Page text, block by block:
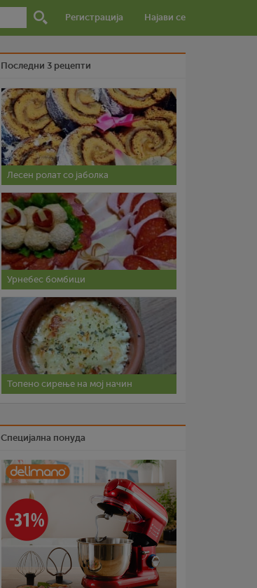
Регистрација Најави се
Последни 3 рецепти
Лесен ролат со јаболка
Урнебес бомбици
Топено сирење на мој начин
Специјална понуда